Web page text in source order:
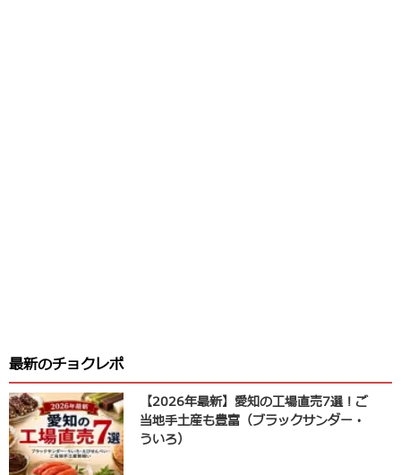
最新のチョクレポ
【2026年最新】愛知の工場直売7選！ご
当地手土産も豊富（ブラックサンダー・
ういろ）